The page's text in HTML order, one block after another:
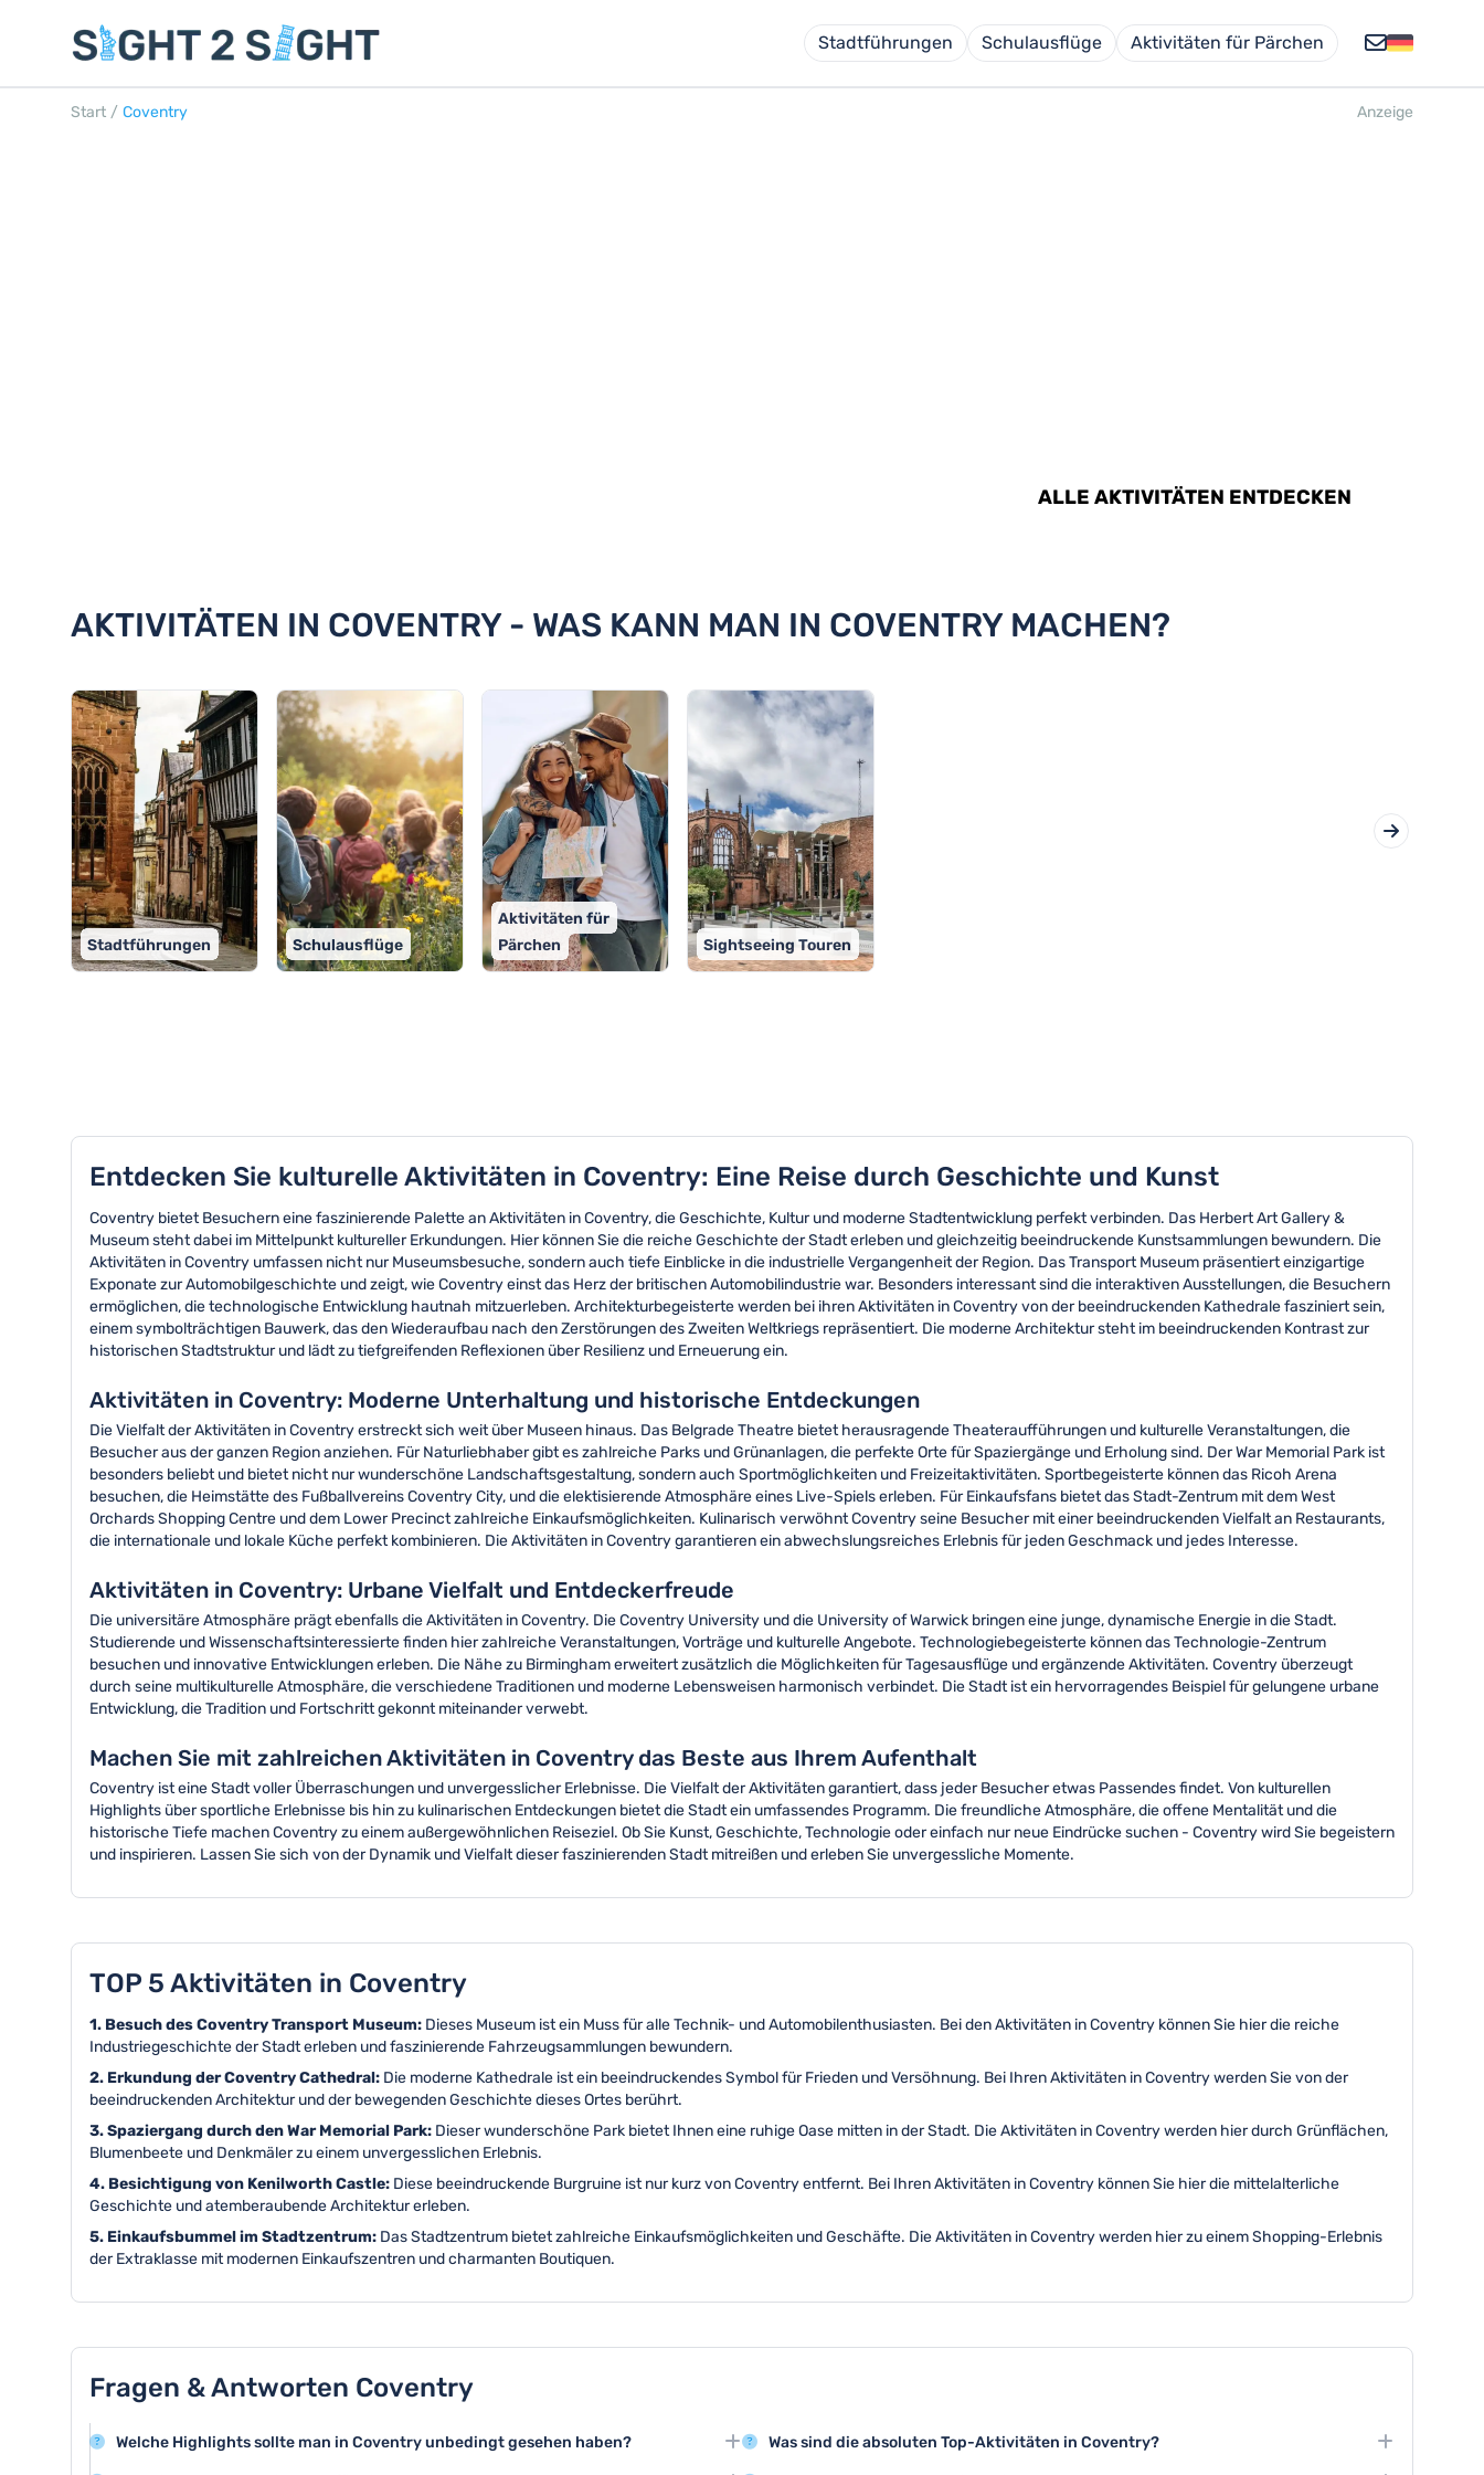
Stadtführungen Schulausflüge Aktivitäten für Pärchen
Start / Coventry Anzeige
ALLE AKTIVITÄTEN ENTDECKEN
AKTIVITÄTEN IN COVENTRY - WAS KANN MAN IN COVENTRY MACHEN?
Stadtführungen Schulausflüge
Aktivitäten für
Pärchen
Sightseeing Touren
Entdecken Sie kulturelle Aktivitäten in Coventry: Eine Reise durch Geschichte und Kunst
Coventry bietet Besuchern eine faszinierende Palette an Aktivitäten in Coventry, die Geschichte, Kultur und moderne Stadtentwicklung perfekt verbinden. Das Herbert Art Gallery &
Museum steht dabei im Mittelpunkt kultureller Erkundungen. Hier können Sie die reiche Geschichte der Stadt erleben und gleichzeitig beeindruckende Kunstsammlungen bewundern. Die
Aktivitäten in Coventry umfassen nicht nur Museumsbesuche, sondern auch tiefe Einblicke in die industrielle Vergangenheit der Region. Das Transport Museum präsentiert einzigartige
Exponate zur Automobilgeschichte und zeigt, wie Coventry einst das Herz der britischen Automobilindustrie war. Besonders interessant sind die interaktiven Ausstellungen, die Besuchern
ermöglichen, die technologische Entwicklung hautnah mitzuerleben. Architekturbegeisterte werden bei ihren Aktivitäten in Coventry von der beeindruckenden Kathedrale fasziniert sein,
einem symbolträchtigen Bauwerk, das den Wiederaufbau nach den Zerstörungen des Zweiten Weltkriegs repräsentiert. Die moderne Architektur steht im beeindruckenden Kontrast zur
historischen Stadtstruktur und lädt zu tiefgreifenden Reflexionen über Resilienz und Erneuerung ein.
Aktivitäten in Coventry: Moderne Unterhaltung und historische Entdeckungen
Die Vielfalt der Aktivitäten in Coventry erstreckt sich weit über Museen hinaus. Das Belgrade Theatre bietet herausragende Theateraufführungen und kulturelle Veranstaltungen, die
Besucher aus der ganzen Region anziehen. Für Naturliebhaber gibt es zahlreiche Parks und Grünanlagen, die perfekte Orte für Spaziergänge und Erholung sind. Der War Memorial Park ist
besonders beliebt und bietet nicht nur wunderschöne Landschaftsgestaltung, sondern auch Sportmöglichkeiten und Freizeitaktivitäten. Sportbegeisterte können das Ricoh Arena
besuchen, die Heimstätte des Fußballvereins Coventry City, und die elektisierende Atmosphäre eines Live-Spiels erleben. Für Einkaufsfans bietet das Stadt-Zentrum mit dem West
Orchards Shopping Centre und dem Lower Precinct zahlreiche Einkaufsmöglichkeiten. Kulinarisch verwöhnt Coventry seine Besucher mit einer beeindruckenden Vielfalt an Restaurants,
die internationale und lokale Küche perfekt kombinieren. Die Aktivitäten in Coventry garantieren ein abwechslungsreiches Erlebnis für jeden Geschmack und jedes Interesse.
Aktivitäten in Coventry: Urbane Vielfalt und Entdeckerfreude
Die universitäre Atmosphäre prägt ebenfalls die Aktivitäten in Coventry. Die Coventry University und die University of Warwick bringen eine junge, dynamische Energie in die Stadt.
Studierende und Wissenschaftsinteressierte finden hier zahlreiche Veranstaltungen, Vorträge und kulturelle Angebote. Technologiebegeisterte können das Technologie-Zentrum
besuchen und innovative Entwicklungen erleben. Die Nähe zu Birmingham erweitert zusätzlich die Möglichkeiten für Tagesausflüge und ergänzende Aktivitäten. Coventry überzeugt
durch seine multikulturelle Atmosphäre, die verschiedene Traditionen und moderne Lebensweisen harmonisch verbindet. Die Stadt ist ein hervorragendes Beispiel für gelungene urbane
Entwicklung, die Tradition und Fortschritt gekonnt miteinander verwebt.
Machen Sie mit zahlreichen Aktivitäten in Coventry das Beste aus Ihrem Aufenthalt
Coventry ist eine Stadt voller Überraschungen und unvergesslicher Erlebnisse. Die Vielfalt der Aktivitäten garantiert, dass jeder Besucher etwas Passendes findet. Von kulturellen
Highlights über sportliche Erlebnisse bis hin zu kulinarischen Entdeckungen bietet die Stadt ein umfassendes Programm. Die freundliche Atmosphäre, die offene Mentalität und die
historische Tiefe machen Coventry zu einem außergewöhnlichen Reiseziel. Ob Sie Kunst, Geschichte, Technologie oder einfach nur neue Eindrücke suchen - Coventry wird Sie begeistern
und inspirieren. Lassen Sie sich von der Dynamik und Vielfalt dieser faszinierenden Stadt mitreißen und erleben Sie unvergessliche Momente.
TOP 5 Aktivitäten in Coventry
1. Besuch des Coventry Transport Museum: Dieses Museum ist ein Muss für alle Technik- und Automobilenthusiasten. Bei den Aktivitäten in Coventry können Sie hier die reiche
Industriegeschichte der Stadt erleben und faszinierende Fahrzeugsammlungen bewundern.
2. Erkundung der Coventry Cathedral: Die moderne Kathedrale ist ein beeindruckendes Symbol für Frieden und Versöhnung. Bei Ihren Aktivitäten in Coventry werden Sie von der
beeindruckenden Architektur und der bewegenden Geschichte dieses Ortes berührt.
3. Spaziergang durch den War Memorial Park: Dieser wunderschöne Park bietet Ihnen eine ruhige Oase mitten in der Stadt. Die Aktivitäten in Coventry werden hier durch Grünflächen,
Blumenbeete und Denkmäler zu einem unvergesslichen Erlebnis.
4. Besichtigung von Kenilworth Castle: Diese beeindruckende Burgruine ist nur kurz von Coventry entfernt. Bei Ihren Aktivitäten in Coventry können Sie hier die mittelalterliche
Geschichte und atemberaubende Architektur erleben.
5. Einkaufsbummel im Stadtzentrum: Das Stadtzentrum bietet zahlreiche Einkaufsmöglichkeiten und Geschäfte. Die Aktivitäten in Coventry werden hier zu einem Shopping-Erlebnis
der Extraklasse mit modernen Einkaufszentren und charmanten Boutiquen.
Fragen & Antworten Coventry
Welche Highlights sollte man in Coventry unbedingt gesehen haben?
Was sind die absoluten Top-Aktivitäten in Coventry?